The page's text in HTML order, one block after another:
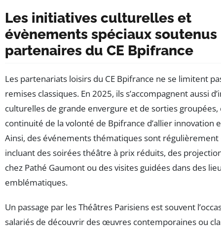
Les initiatives culturelles et
évènements spéciaux soutenus
partenaires du CE Bpifrance
Les partenariats loisirs du CE Bpifrance ne se limitent
remises classiques. En 2025, ils s’accompagnent aussi
culturelles de grande envergure et de sorties groupées,
continuité de la volonté de Bpifrance d’allier innovation
Ainsi, des événements thématiques sont régulièrement
incluant des soirées théâtre à prix réduits, des
chez Pathé Gaumont ou des visites guidées dans des
emblématiques.
Un passage par les Théâtres Parisiens est souvent
salariés de découvrir des œuvres contemporaines ou